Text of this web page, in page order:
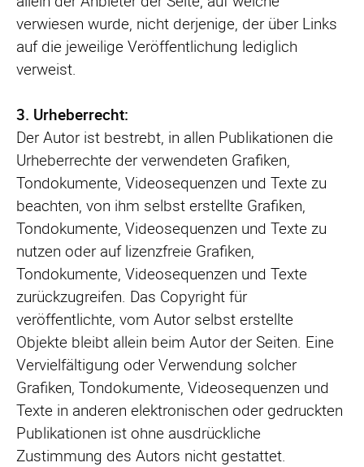
verwiesen wurde, nicht derjenige, der über Links
auf die jeweilige Veröffentlichung lediglich
verweist.
3. Urheberrecht:
Der Autor ist bestrebt, in allen Publikationen die
Urheberrechte der verwendeten Grafiken,
Tondokumente, Videosequenzen und Texte zu
beachten, von ihm selbst erstellte Grafiken,
Tondokumente, Videosequenzen und Texte zu
nutzen oder auf lizenzfreie Grafiken,
Tondokumente, Videosequenzen und Texte
zurückzugreifen. Das Copyright für
veröffentlichte, vom Autor selbst erstellte
Objekte bleibt allein beim Autor der Seiten. Eine
Vervielfältigung oder Verwendung solcher
Grafiken, Tondokumente, Videosequenzen und
Texte in anderen elektronischen oder gedruckten
Publikationen ist ohne ausdrückliche
Zustimmung des Autors nicht gestattet.